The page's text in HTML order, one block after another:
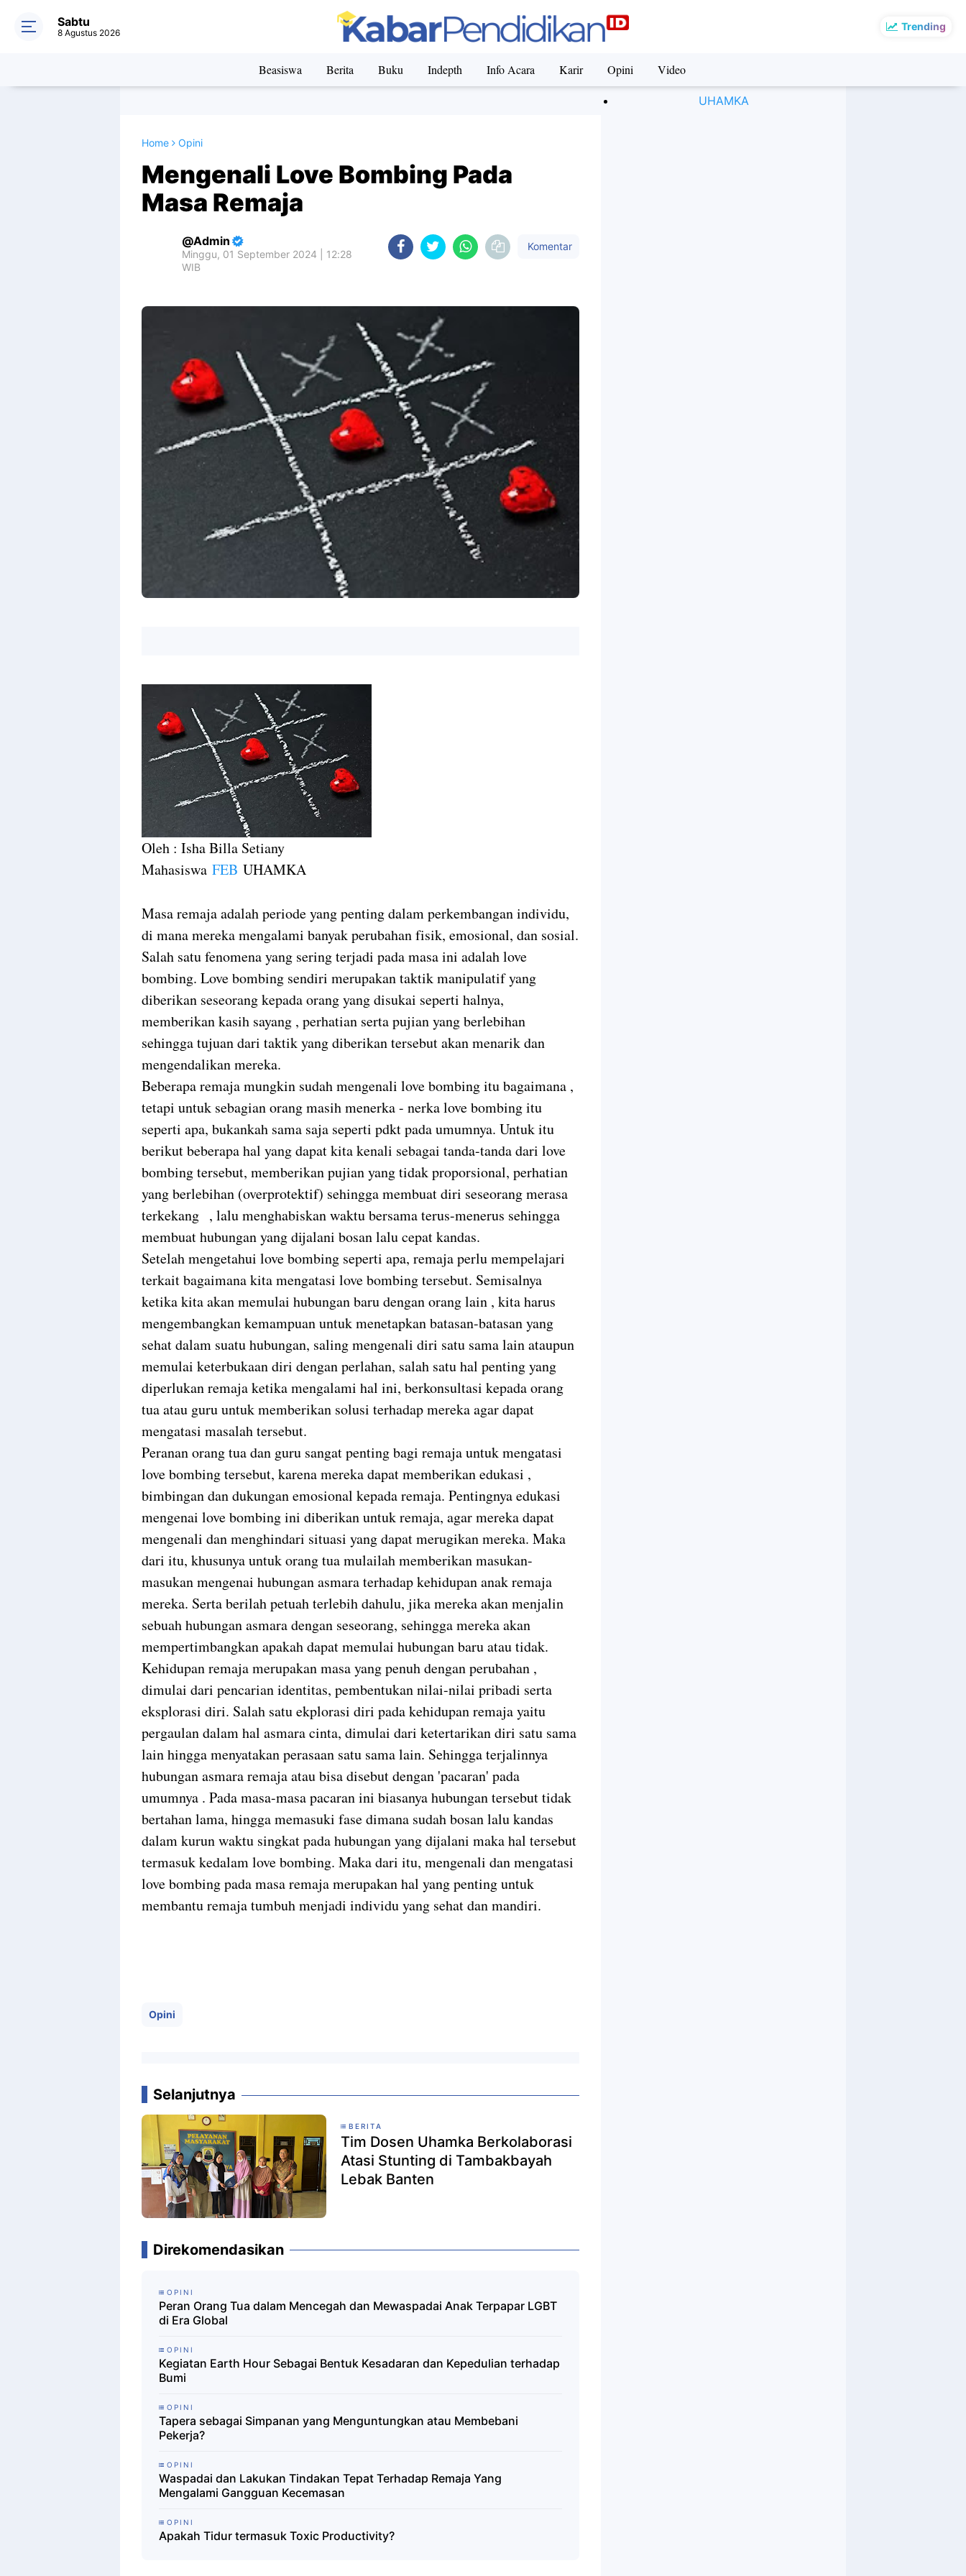
Trending
Sabtu
8 Agustus 2026
Beasiswa Berita Buku Indepth Info Acara Karir Opini Video
Home Opini
Mengenali Love Bombing Pada
Masa Remaja
Admin
Minggu, 01 September 2024 | 12:28
WIB
Komentar
Oleh : Isha Billa Setiany
Mahasiswa FEB UHAMKA
Masa remaja adalah periode yang penting dalam perkembangan individu,
di mana mereka mengalami banyak perubahan fisik, emosional, dan sosial.
Salah satu fenomena yang sering terjadi pada masa ini adalah love
bombing. Love bombing sendiri merupakan taktik manipulatif yang
diberikan seseorang kepada orang yang disukai seperti halnya,
memberikan kasih sayang , perhatian serta pujian yang berlebihan
sehingga tujuan dari taktik yang diberikan tersebut akan menarik dan
mengendalikan mereka.
Beberapa remaja mungkin sudah mengenali love bombing itu bagaimana ,
tetapi untuk sebagian orang masih menerka - nerka love bombing itu
seperti apa, bukankah sama saja seperti pdkt pada umumnya. Untuk itu
berikut beberapa hal yang dapat kita kenali sebagai tanda-tanda dari love
bombing tersebut, memberikan pujian yang tidak proporsional, perhatian
yang berlebihan (overprotektif) sehingga membuat diri seseorang merasa
terkekang , lalu menghabiskan waktu bersama terus-menerus sehingga
membuat hubungan yang dijalani bosan lalu cepat kandas.
Setelah mengetahui love bombing seperti apa, remaja perlu mempelajari
terkait bagaimana kita mengatasi love bombing tersebut. Semisalnya
ketika kita akan memulai hubungan baru dengan orang lain , kita harus
mengembangkan kemampuan untuk menetapkan batasan-batasan yang
sehat dalam suatu hubungan, saling mengenali diri satu sama lain ataupun
memulai keterbukaan diri dengan perlahan, salah satu hal penting yang
diperlukan remaja ketika mengalami hal ini, berkonsultasi kepada orang
tua atau guru untuk memberikan solusi terhadap mereka agar dapat
mengatasi masalah tersebut.
Peranan orang tua dan guru sangat penting bagi remaja untuk mengatasi
love bombing tersebut, karena mereka dapat memberikan edukasi ,
bimbingan dan dukungan emosional kepada remaja. Pentingnya edukasi
mengenai love bombing ini diberikan untuk remaja, agar mereka dapat
mengenali dan menghindari situasi yang dapat merugikan mereka. Maka
dari itu, khusunya untuk orang tua mulailah memberikan masukan-
masukan mengenai hubungan asmara terhadap kehidupan anak remaja
mereka. Serta berilah petuah terlebih dahulu, jika mereka akan menjalin
sebuah hubungan asmara dengan seseorang, sehingga mereka akan
mempertimbangkan apakah dapat memulai hubungan baru atau tidak.
Kehidupan remaja merupakan masa yang penuh dengan perubahan ,
dimulai dari pencarian identitas, pembentukan nilai-nilai pribadi serta
eksplorasi diri. Salah satu ekplorasi diri pada kehidupan remaja yaitu
pergaulan dalam hal asmara cinta, dimulai dari ketertarikan diri satu sama
lain hingga menyatakan perasaan satu sama lain. Sehingga terjalinnya
hubungan asmara remaja atau bisa disebut dengan 'pacaran' pada
umumnya . Pada masa-masa pacaran ini biasanya hubungan tersebut tidak
bertahan lama, hingga memasuki fase dimana sudah bosan lalu kandas
dalam kurun waktu singkat pada hubungan yang dijalani maka hal tersebut
termasuk kedalam love bombing. Maka dari itu, mengenali dan mengatasi
love bombing pada masa remaja merupakan hal yang penting untuk
membantu remaja tumbuh menjadi individu yang sehat dan mandiri.
Opini
Selanjutnya
BERITA
Tim Dosen Uhamka Berkolaborasi
Atasi Stunting di Tambakbayah
Lebak Banten
Direkomendasikan
OPINI
Peran Orang Tua dalam Mencegah dan Mewaspadai Anak Terpapar LGBT
di Era Global
OPINI
Kegiatan Earth Hour Sebagai Bentuk Kesadaran dan Kepedulian terhadap
Bumi
OPINI
Tapera sebagai Simpanan yang Menguntungkan atau Membebani
Pekerja?
OPINI
Waspadai dan Lakukan Tindakan Tepat Terhadap Remaja Yang
Mengalami Gangguan Kecemasan
OPINI
Apakah Tidur termasuk Toxic Productivity?
UHAMKA